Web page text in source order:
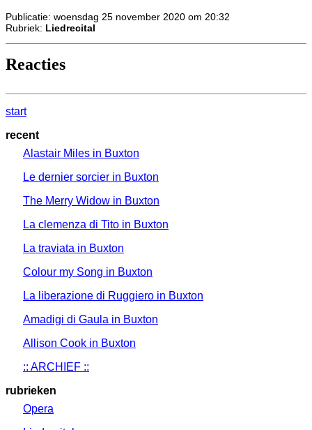
Publicatie: woensdag 25 november 2020 om 20:32
Rubriek: Liedrecital
Reacties
start
recent
Alastair Miles in Buxton
Le dernier sorcier in Buxton
The Merry Widow in Buxton
La clemenza di Tito in Buxton
La traviata in Buxton
Colour my Song in Buxton
La liberazione di Ruggiero in Buxton
Amadigi di Gaula in Buxton
Allison Cook in Buxton
:: ARCHIEF ::
rubrieken
Opera